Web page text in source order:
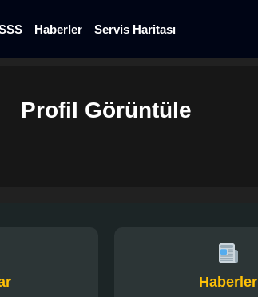
Haberler Servis Haritası
Profil Görüntüle
Haberler